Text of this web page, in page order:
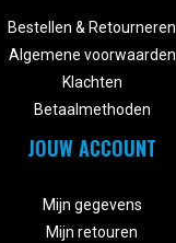
Bestellen & Retourneren
Algemene voorwaarden
Klachten
Betaalmethoden
JOUW ACCOUNT
Mijn gegevens
Mijn retouren